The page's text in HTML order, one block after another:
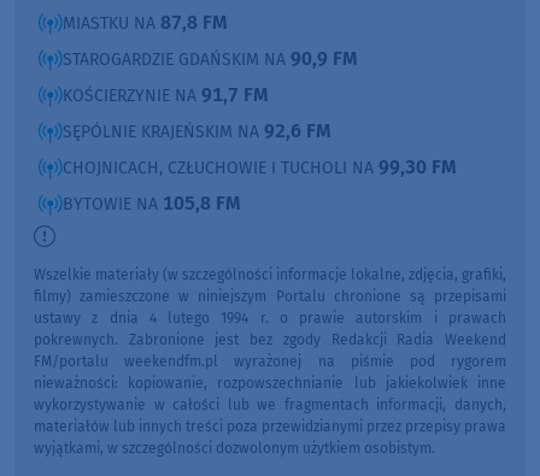
MIASTKU NA 87,8 FM
STAROGARDZIE GDAŃSKIM NA 90,9 FM
KOŚCIERZYNIE NA 91,7 FM
SĘPÓLNIE KRAJEŃSKIM NA 92,6 FM
CHOJNICACH, CZŁUCHOWIE I TUCHOLI NA 99,30 FM
BYTOWIE NA 105,8 FM
Wszelkie materiały (w szczególności informacje lokalne, zdjęcia, grafiki,
filmy) zamieszczone w niniejszym Portalu chronione są przepisami
ustawy z dnia 4 lutego 1994 r. o prawie autorskim i prawach
pokrewnych. Zabronione jest bez zgody Redakcji Radia Weekend
FM/portalu weekendfm.pl wyrażonej na piśmie pod rygorem
nieważności: kopiowanie, rozpowszechnianie lub jakiekolwiek inne
wykorzystywanie w całości lub we fragmentach informacji, danych,
materiałów lub innych treści poza przewidzianymi przez przepisy prawa
wyjątkami, w szczególności dozwolonym użytkiem osobistym.